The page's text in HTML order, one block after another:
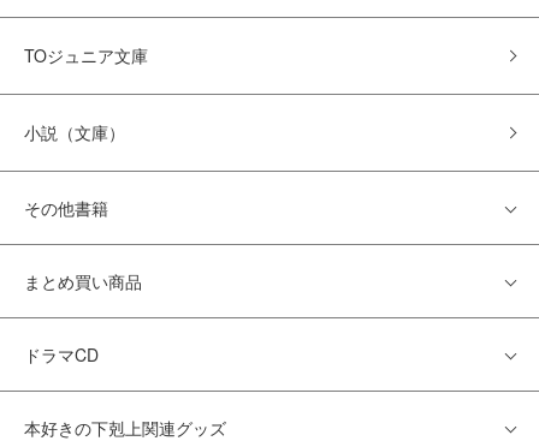
TOジュニア文庫
小説（文庫）
その他書籍
まとめ買い商品
ドラマCD
本好きの下剋上関連グッズ